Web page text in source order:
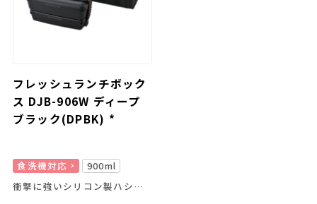
フレッシュランチボック
ス DJB-906W ディープ
ブラック(DPBK) *
食洗機対応
900ml
衝撃に強いシリコン製ハシフタバンドつき！食洗機対応のお弁当箱です。